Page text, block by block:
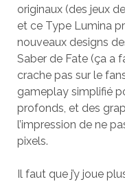
originaux (des jeux
et ce Type Lumina
nouveaux designs
Saber de Fate (ça a
crache pas sur le
gameplay simplifié
profonds, et des
l’impression de ne
pixels.
Il faut que j’y joue